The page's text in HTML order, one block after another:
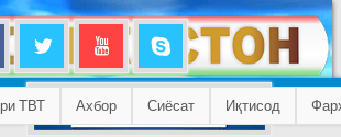
ТВТ Ахбор Сиёсат Иқтисод